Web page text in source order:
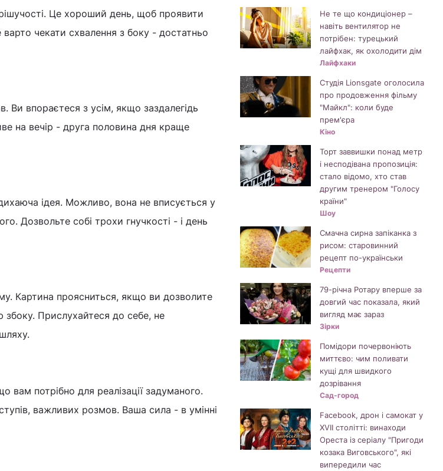
Це хороший день, щоб проявити
варто чекати схвалення з боку - достатньо
Ви впораєтеся з усім, якщо заздалегідь
на вечір - друга половина дня краще
ідея. Можливо, вона не вписується у
Дозвольте собі трохи гнучкості - і день
Картина проясниться, якщо ви дозволите
збоку. Прислухайтеся до себе, не
вам потрібно для реалізації задуманого.
важливих розмов. Ваша сила - в умінні
Не те що кондиціонер –
навіть вентилятор не
потрібен: турецький
лайфхак, як охолодити дім
Лайфхаки
Студія Lionsgate оголосила
про продовження фільму
"Майкл": коли буде
прем'єра
Кіно
Торт заввишки понад метр
і несподівана пропозиція:
стало відомо, хто став
другим тренером "Голосу
країни"
Шоу
Смачна сирна запіканка з
рисом: старовинний
рецепт по-українськи
Рецепти
79-річна Ротару вперше за
довгий час показала, який
вигляд має зараз
Зірки
Помідори почервоніють
миттєво: чим поливати
кущі для швидкого
дозрівання
Сад-город
Facebook, дрон і самокат у
XVII столітті: винаходи
Ореста із серіалу "Пригоди
козака Виговського", які
випередили час